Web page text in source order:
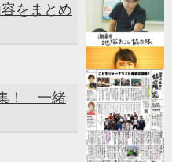
をまとめ
！ 一緒